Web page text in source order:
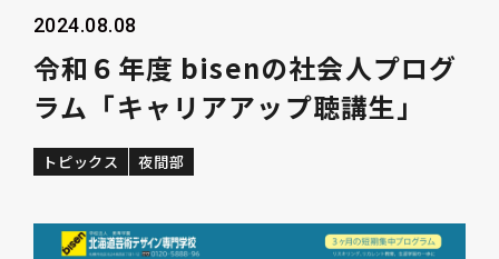
2024.08.08
令和６年度 bisenの社会人プログ
ラム「キャリアアップ聴講生」
トピックス 夜間部